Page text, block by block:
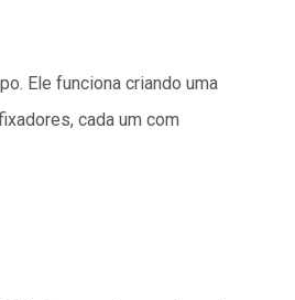
Ele funciona criando uma
cada um com